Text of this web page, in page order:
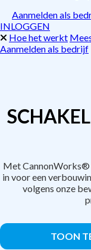
Aanmelden als
INLOGGEN
Hoe het werkt
Aanmelden als bedrijf
Met CannonWorks®
in voor een
volgens onze
TOON